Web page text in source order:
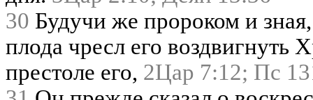
30 Будучи же пророком и
плода чресл его воздвигнуть
престоле его, 2Цар 7:12; Пс